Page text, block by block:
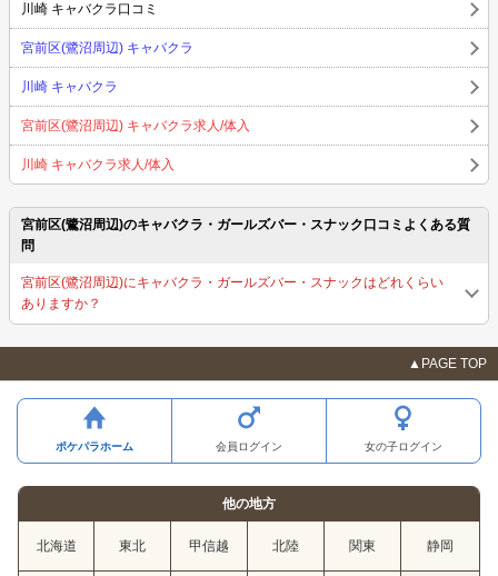
川崎 キャバクラ口コミ
宮前区(鷺沼周辺) キャバクラ
川崎 キャバクラ
宮前区(鷺沼周辺) キャバクラ求人/体入
川崎 キャバクラ求人/体入
宮前区(鷺沼周辺)のキャバクラ・ガールズバー・スナック口コミよくある質
問
宮前区(鷺沼周辺)にキャバクラ・ガールズバー・スナックはどれくらい
ありますか？
▲PAGE TOP
ポケパラホーム 会員ログイン 女の子ログイン
他の地方
北海道 東北 甲信越 北陸 関東 静岡